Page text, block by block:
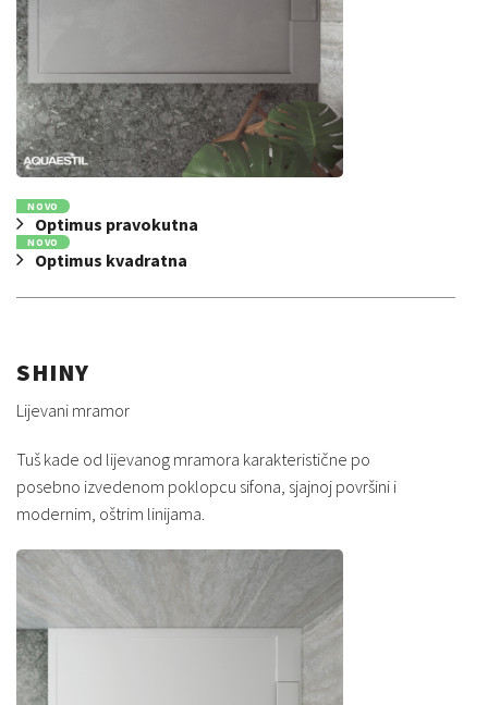
NOVO
Optimus pravokutna
NOVO
Optimus kvadratna
SHINY
Lijevani mramor
Tuš kade od lijevanog mramora karakteristične po
posebno izvedenom poklopcu sifona, sjajnoj površini i
modernim, oštrim linijama.